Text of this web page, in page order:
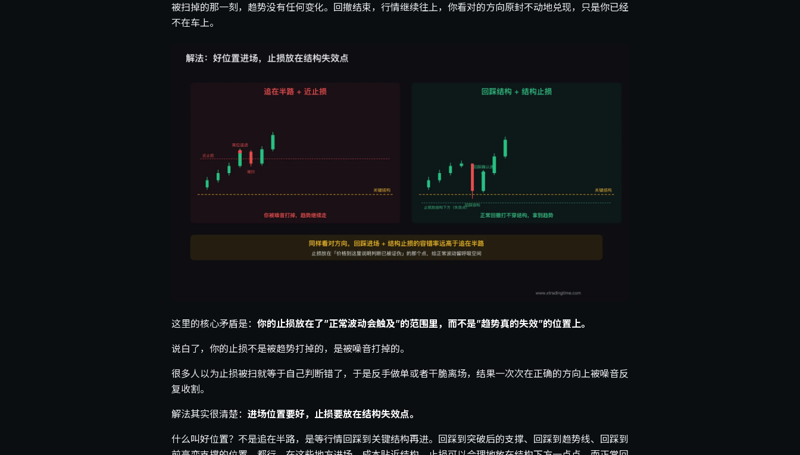
被扫掉的那一刻，趋势没有任何变化。回撤结束，行情继续往上，你看对的方向原封不动地兑现，只是你已经
不在车上。
这里的核心矛盾是： 你的止损放在了”正常波动会触及”的范围里，而不是”趋势真的失效”的位置上。
说白了，你的止损不是被趋势打掉的，是被噪音打掉的。
很多人以为止损被扫就等于自己判断错了，于是反手做单或者干脆离场，结果一次次在正确的方向上被噪音反
复收割。
解法其实很清楚： 进场位置要好，止损要放在结构失效点。
什么叫好位置？不是追在半路，是等行情回踩到关键结构再进。回踩到突破后的支撑、回踩到趋势线、回踩到